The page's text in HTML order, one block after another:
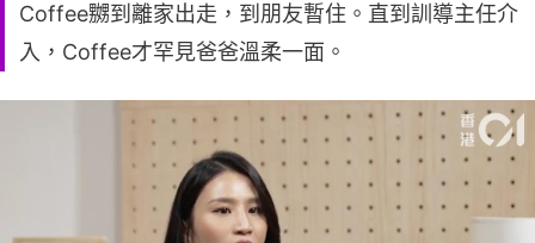
Coffee嬲到離家出走，到朋友暫住。直到訓導主任介
入，Coffee才罕見爸爸溫柔一面。